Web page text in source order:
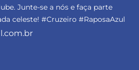
Junte-se a nós e faça parte
celeste! #Cruzeiro #RaposaAzul